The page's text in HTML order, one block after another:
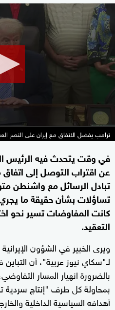
ترامب يفضل الاتفاق مع إيران على النصر
في وقت يتحدث فيه الرئيس
عن اقتراب التوصل إلى
تبادل الرسائل مع واشنطن
تساؤلات بشأن حقيقة ما
كانت المفاوضات تسير نحو
التعقيد.
ويرى الخبير في الشؤون
لـ"سكاي نيوز عربية"، أن
بالضرورة انهيار المسار
بمحاولة كل طرف "إنتاج
أهدافه السياسية الداخلية